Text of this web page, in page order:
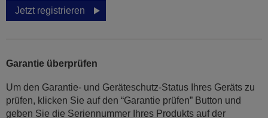
Jetzt registrieren
Garantie überprüfen
Um den Garantie- und Geräteschutz-Status Ihres Geräts zu
prüfen, klicken Sie auf den “Garantie prüfen” Button und
geben Sie die Seriennummer Ihres Produkts auf der